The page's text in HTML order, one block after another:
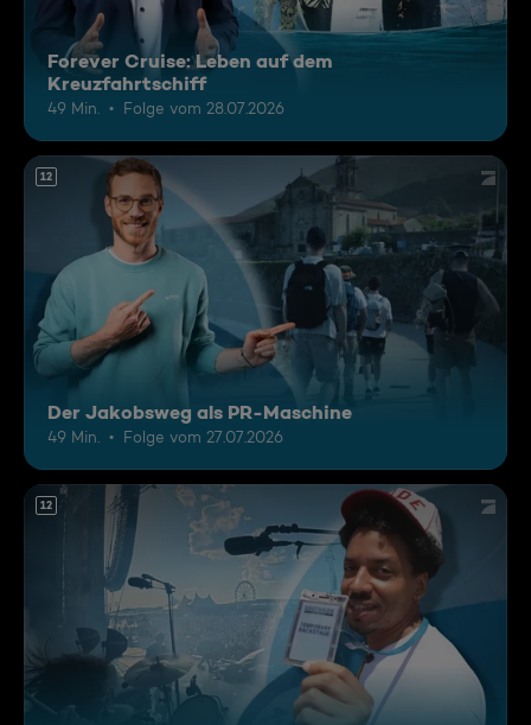
Forever Cruise: Leben auf dem
Kreuzfahrtschiff
49 Min. Folge vom 28.07.2026
12
Der Jakobsweg als PR-Maschine
49 Min. Folge vom 27.07.2026
12